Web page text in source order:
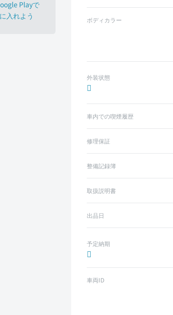
ボディカラー
外装状態
車内での喫煙履歴
修理保証
整備記録簿
取扱説明書
出品日
予定納期
車両ID